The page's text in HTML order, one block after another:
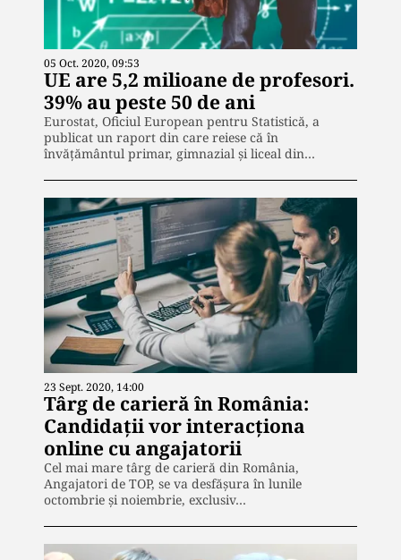
05 Oct. 2020, 09:53
UE are 5,2 milioane de profesori.
39% au peste 50 de ani
Eurostat, Oficiul European pentru Statistică, a
publicat un raport din care reiese că în
învăţământul primar, gimnazial şi liceal din…
23 Sept. 2020, 14:00
Târg de carieră în România:
Candidații vor interacționa
online cu angajatorii
Cel mai mare târg de carieră din România,
Angajatori de TOP, se va desfășura în lunile
octombrie și noiembrie, exclusiv…